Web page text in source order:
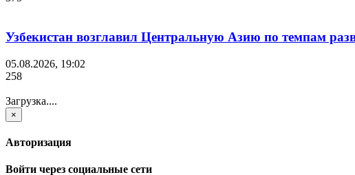
Узбекистан возглавил Центральную Азию по темпам
05.08.2026, 19:02
258
Загрузка....
×
Авторизация
Войти через социальные сети